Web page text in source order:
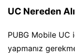
UC Nereden
PUBG Mobile UC
yapmanız